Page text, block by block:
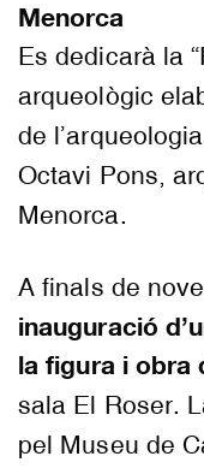
Menorca
Es dedicarà la
arqueològic
de
Octavi Pons,
Menorca.
A finals de
inauguració
la figura i obra
sala El Roser.
pel Museu de